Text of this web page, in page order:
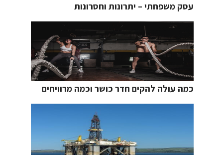
עסק משפחתי – יתרונות וחסרונות
כמה עולה להקים חדר כושר וכמה מרוויחים